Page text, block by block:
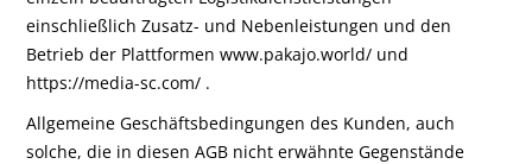
einschließlich Zusatz- und Nebenleistungen und den
Betrieb der Plattformen www.pakajo.world/ und
https://media-sc.com/ .
Allgemeine Geschäftsbedingungen des Kunden, auch
solche, die in diesen AGB nicht erwähnte Gegenstände